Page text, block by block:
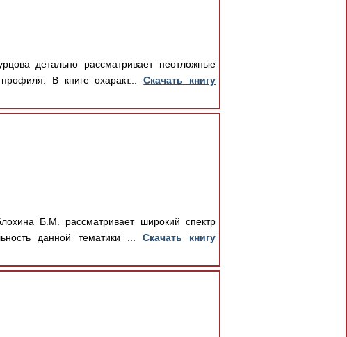
детально рассматривает неотложные
В книге охаракт...Скачать книгу
Б.М. рассматривает широкий спектр
данной тематики ... Скачать книгу